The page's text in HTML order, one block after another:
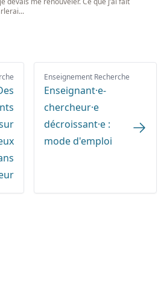
Enseignement Recherche
Enseignant·e-
chercheur·e
décroissant·e :
mode d'emploi